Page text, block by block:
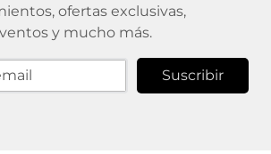
ofertas exclusivas,
y mucho más.
Suscribir